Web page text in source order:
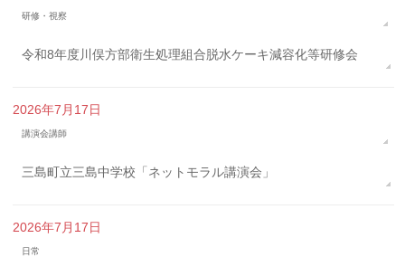
研修・視察
令和8年度川俣方部衛生処理組合脱水ケーキ減容化等研修会
2026年7月17日
講演会講師
三島町立三島中学校「ネットモラル講演会」
2026年7月17日
日常